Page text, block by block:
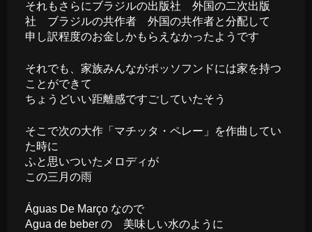
それもさらにブラジルの出版社 外国の二次出版
社 ブラジルの共作者 外国の共作者と分配して
申し訳程度のお金しかもらえなかったようです
それでも、家族みんながポッソフンドには家を持つ
ことができて
ちょうどいい距離感ですごしていたそう
そこで次の大作「マチッタ・ペレー」を作曲してい
た時に
ふと思いついたメロディが
この三月の雨
Águas De Março なので
Agua de beber の 美味しい水のように